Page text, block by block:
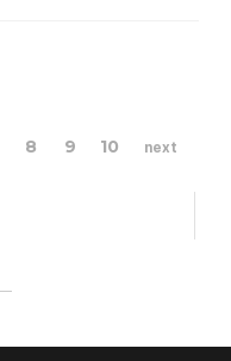
8 9 10 next